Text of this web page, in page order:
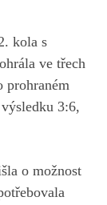
kola s
ve třech
prohraném
3:6,
o možnost